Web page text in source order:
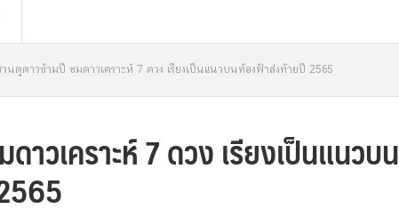
วนดูดาวข้ามปี ชมดาวเคราะห์ 7 ดวง เรียงเป็นแนวบนท้องฟ้าส่งท้ายปี 2565
าวเคราะห์ 7 ดวง เรียงเป็นแนวบน